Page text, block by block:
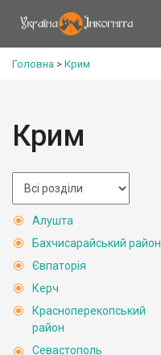
Головна > Крим
Крим
Алушта
Бахчисарайський район
Євпаторія
Керч
Красноперекопський
район
Севастополь